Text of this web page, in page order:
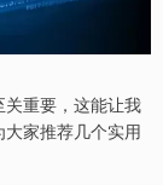
重要，这能让我
家推荐几个实用